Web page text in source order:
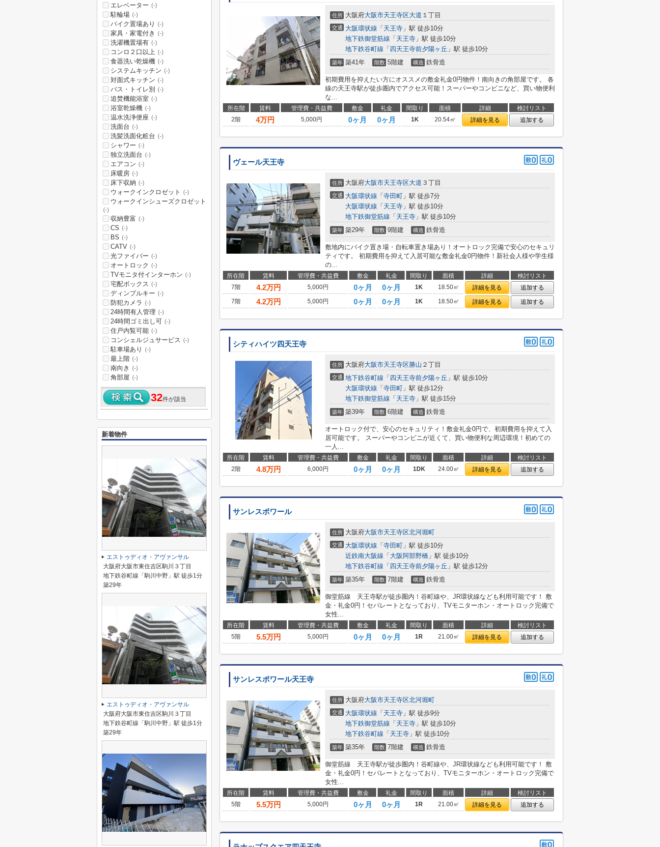
住所 大阪府大阪市天王寺区大道 １丁目
交通 大阪環状線 「 天王寺 」駅 徒歩10分
地下鉄御堂筋線 「 天王寺 」駅 徒歩10分
地下鉄谷町線 「 四天王寺前夕陽ヶ丘 」駅 徒歩10分
築年 築41年 階数 5階建 構造 鉄骨造
初期費用を抑えたい方にオススメの敷金礼金0円物件！南向きの角部屋です。 各
線の天王寺駅が徒歩圏内でアクセス可能！スーパーやコンビニなど、買い物便利
な...
所在階 賃料 管理費・共益費 敷金 礼金 間取り 面積 詳細
検討リスト
2階
4万円 5,000円 0ヶ月 0ヶ月 1K 20.54㎡ 詳細を見る 追加する
ヴェール天王寺
住所 大阪府大阪市天王寺区大道 ３丁目
交通 大阪環状線 「 寺田町 」駅 徒歩7分
大阪環状線 「 天王寺 」駅 徒歩10分
地下鉄御堂筋線 「 天王寺 」駅 徒歩10分
築年 築29年 階数 9階建 構造 鉄骨造
敷地内にバイク置き場・自転車置き場あり！オートロック完備で安心のセキュリ
ティです。 初期費用を抑えて入居可能な敷金礼金0円物件！新社会人様や学生様
の...
所在階 賃料 管理費・共益費 敷金 礼金 間取り 面積 詳細
検討リスト
7階
4.2万円 5,000円 0ヶ月 0ヶ月 1K 18.50㎡ 詳細を見る
追加する
7階
4.2万円 5,000円 0ヶ月 0ヶ月 1K 18.50㎡ 詳細を見る 追加する
シティハイツ四天王寺
住所 大阪府大阪市天王寺区勝山 ２丁目
交通 地下鉄谷町線 「 四天王寺前夕陽ヶ丘 」駅 徒歩10分
大阪環状線 「 寺田町 」駅 徒歩12分
地下鉄御堂筋線 「 天王寺 」駅 徒歩15分
築年 築39年 階数 6階建 構造 鉄骨造
オートロック付で、安心のセキュリティ！敷金礼金0円で、初期費用を抑えて入
居可能です。 スーパーやコンビニが近くて、買い物便利な周辺環境！初めての
一人...
所在階 賃料 管理費・共益費 敷金 礼金 間取り 面積 詳細
検討リスト
2階
4.8万円 6,000円 0ヶ月 0ヶ月 1DK 24.00㎡ 詳細を見る 追加する
サンレスポワール
住所 大阪府大阪市天王寺区北河堀町
交通 大阪環状線 「 寺田町 」駅 徒歩10分
近鉄南大阪線 「 大阪阿部野橋 」駅 徒歩10分
地下鉄谷町線 「 四天王寺前夕陽ヶ丘 」駅 徒歩12分
築年 築35年 階数 7階建 構造 鉄骨造
御堂筋線 天王寺駅が徒歩圏内！谷町線や、JR環状線なども利用可能です！ 敷
金・礼金0円！セパレートとなっており、TVモニターホン・オートロック完備で
女性...
所在階 賃料 管理費・共益費 敷金 礼金 間取り 面積 詳細
検討リスト
5階
5.5万円 5,000円 0ヶ月 0ヶ月 1R 21.00㎡ 詳細を見る 追加する
サンレスポワール天王寺
住所 大阪府大阪市天王寺区北河堀町
交通 大阪環状線 「 天王寺 」駅 徒歩9分
地下鉄御堂筋線 「 天王寺 」駅 徒歩10分
地下鉄谷町線 「 天王寺 」駅 徒歩10分
築年 築35年 階数 7階建 構造 鉄骨造
御堂筋線 天王寺駅が徒歩圏内！谷町線や、JR環状線なども利用可能です！ 敷
金・礼金0円！セパレートとなっており、TVモニターホン・オートロック完備で
女性...
所在階 賃料 管理費・共益費 敷金 礼金 間取り 面積 詳細
検討リスト
5階
5.5万円 5,000円 0ヶ月 0ヶ月 1R 21.00㎡ 詳細を見る 追加する
エレベーター (-)
駐輪場 (-)
バイク置場あり (-)
家具・家電付き (-)
洗濯機置場有 (-)
コンロ２口以上 (-)
食器洗い乾燥機 (-)
システムキッチン (-)
対面式キッチン (-)
バス・トイレ別 (-)
追焚機能浴室 (-)
浴室乾燥機 (-)
温水洗浄便座 (-)
洗面台 (-)
洗髪洗面化粧台 (-)
シャワー (-)
独立洗面台 (-)
エアコン (-)
床暖房 (-)
床下収納 (-)
ウォークインクロゼット (-)
ウォークインシューズクロゼット
(-)
収納豊富 (-)
CS (-)
BS (-)
CATV (-)
光ファイバー (-)
オートロック (-)
TVモニタ付インターホン (-)
宅配ボックス (-)
ディンプルキー (-)
防犯カメラ (-)
24時間有人管理 (-)
24時間ゴミ出し可 (-)
住戸内覧可能 (-)
コンシェルジュサービス (-)
駐車場あり (-)
最上階 (-)
南向き (-)
角部屋 (-)
32件が該当
新着物件
エストゥディオ・アヴァンサル
大阪府大阪市東住吉区駒川３丁目
地下鉄谷町線「駒川中野」駅 徒歩1分
築29年
エストゥディオ・アヴァンサル
大阪府大阪市東住吉区駒川３丁目
地下鉄谷町線「駒川中野」駅 徒歩1分
築29年